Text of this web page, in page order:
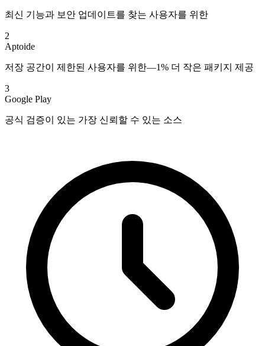
최신 기능과 보안 업데이트를 찾는 사용자를 위한
2
Aptoide
저장 공간이 제한된 사용자를 위한—1% 더 작은 패키지 제공
3
Google Play
공식 검증이 있는 가장 신뢰할 수 있는 소스